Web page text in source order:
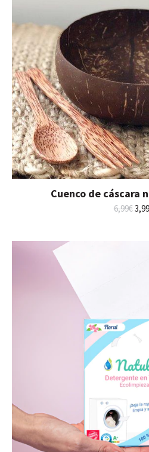
Cuenco de cáscara
6,99€El
3,99